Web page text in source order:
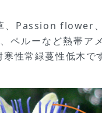
、Passion flower
ペルーなど熱帯ア
性常緑蔓性低木で